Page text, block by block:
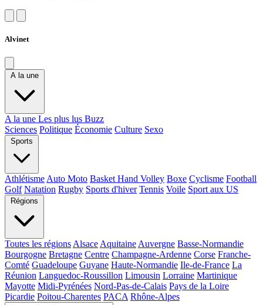
Alvinet
A la une
A la une Les plus lus Buzz
Sciences Politique Économie Culture Sexo
Sports
Athlétisme Auto Moto Basket Hand Volley Boxe Cyclisme Football
Golf Natation Rugby Sports d'hiver Tennis Voile Sport aux US
Régions
Toutes les régions Alsace Aquitaine Auvergne Basse-Normandie
Bourgogne Bretagne Centre Champagne-Ardenne Corse Franche-
Comté Guadeloupe Guyane Haute-Normandie Ile-de-France La
Réunion Languedoc-Roussillon Limousin Lorraine Martinique
Mayotte Midi-Pyrénées Nord-Pas-de-Calais Pays de la Loire
Picardie Poitou-Charentes PACA Rhône-Alpes